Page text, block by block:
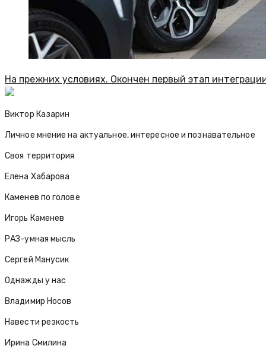
На прежних условиях. Окончен первый этап
Виктор Казарин
Личное мнение на актуальное, интересное и познавательное
Своя территория
Елена Хабарова
Каменев по голове
Игорь Каменев
РАЗ-умная мысль
Сергей Манусик
Однажды у нас
Владимир Носов
Навести резкость
Ирина Смилина